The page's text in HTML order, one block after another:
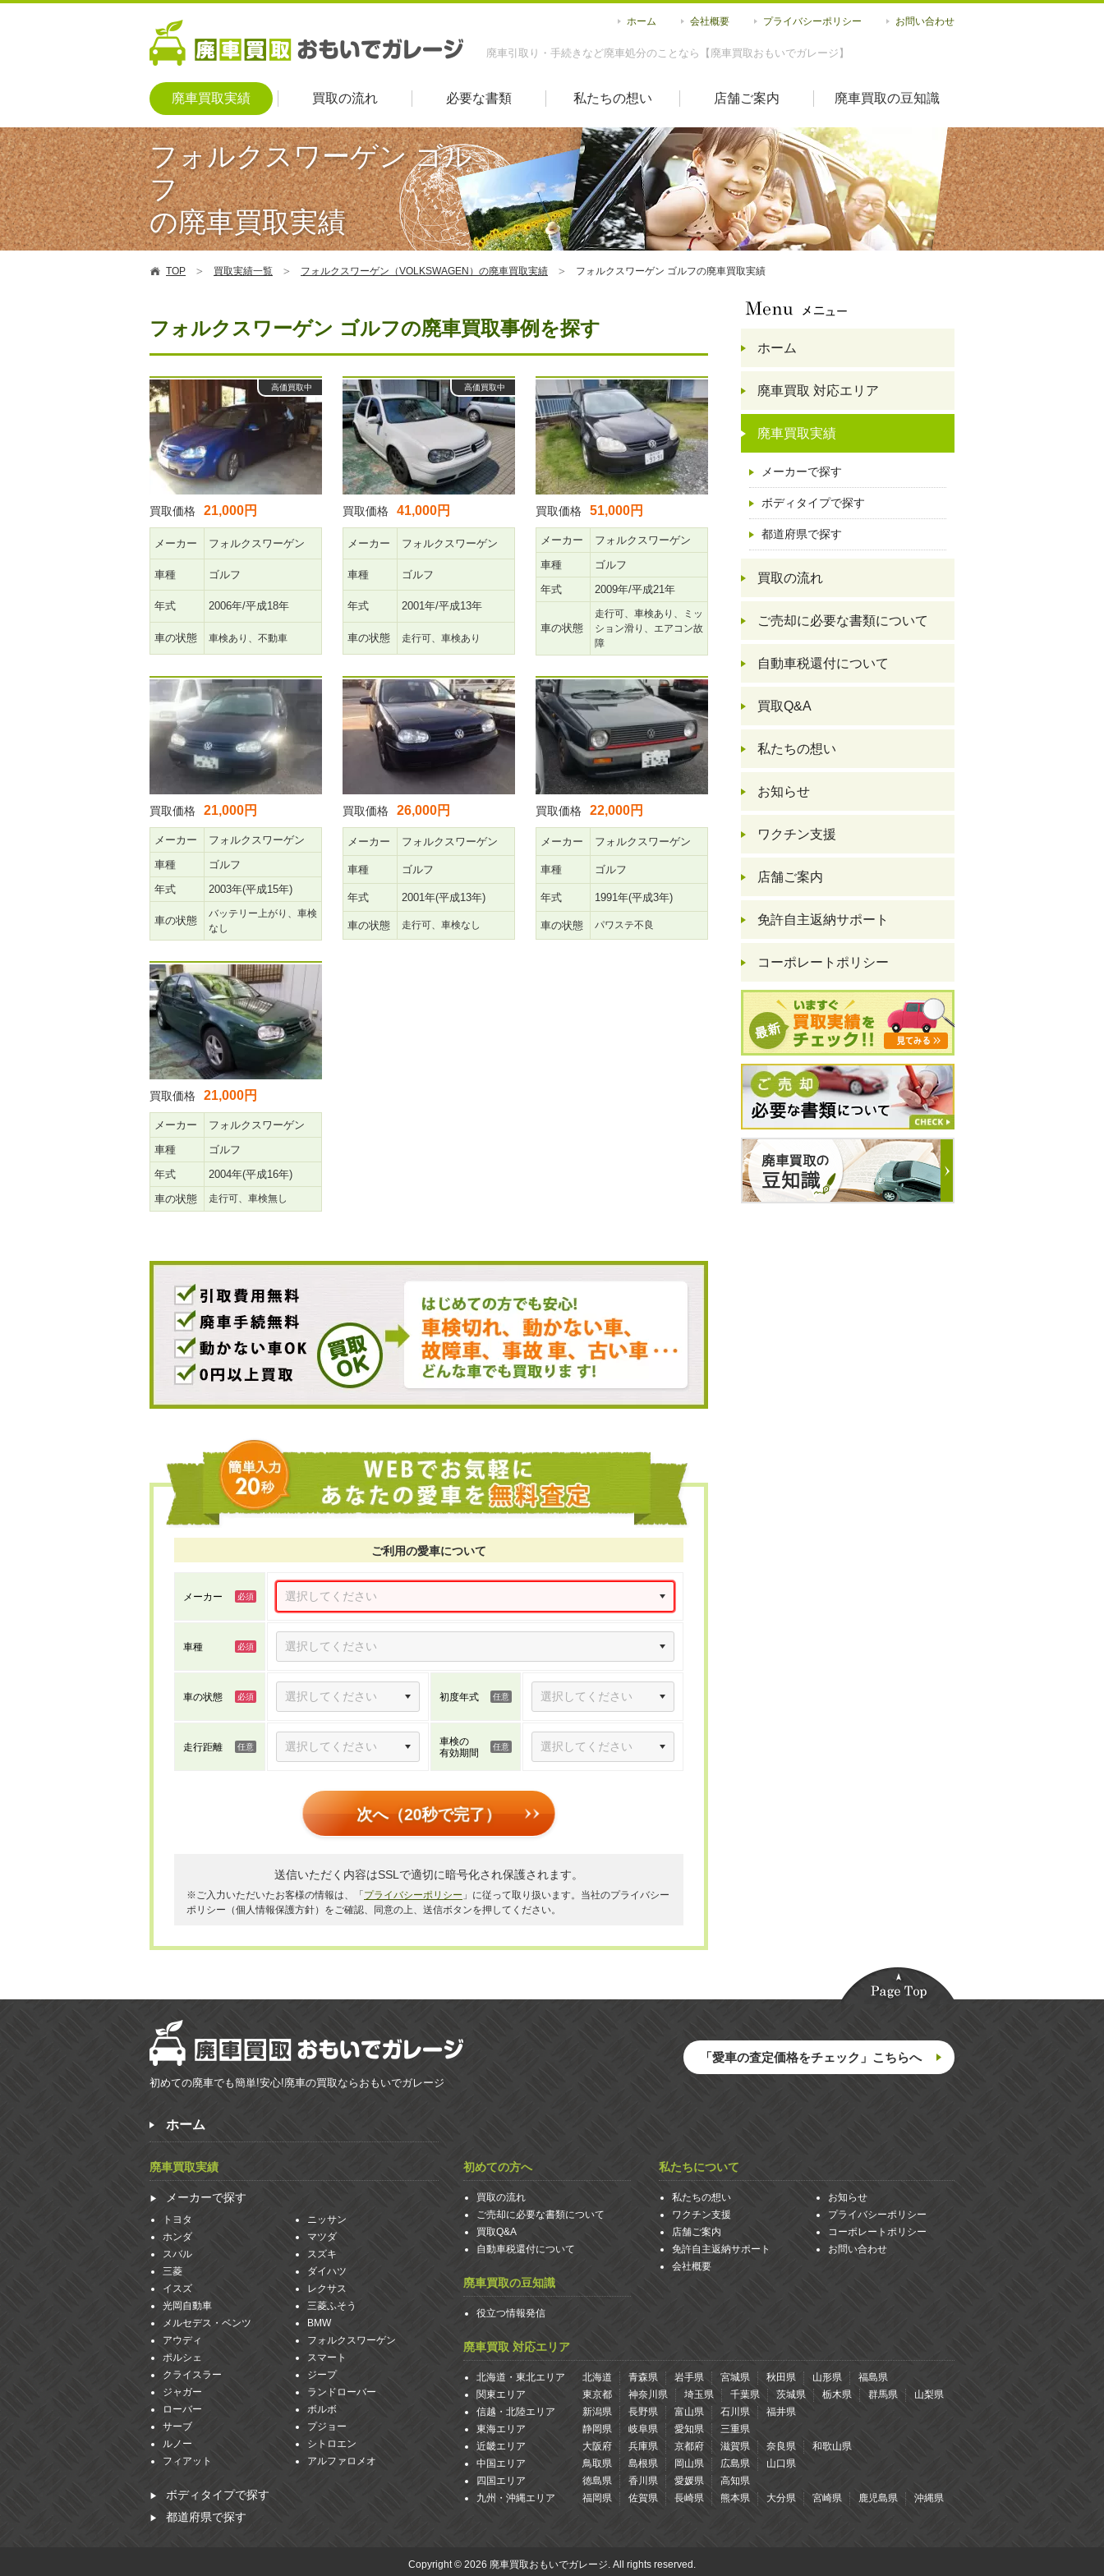
廃車引取り・手続きなど廃車処分のことなら【廃車買取おもいでガレージ】
ホーム 会社概要 プライバシーポリシー お問い合わせ
廃車買取実績 買取の流れ 必要な書類 私たちの想い 店舗ご案内 廃車買取の豆知識
フォルクスワーゲン ゴル
フ
の廃車買取実績
TOP 買取実績一覧 フォルクスワーゲン（VOLKSWAGEN）の廃車買取実績 フォルクスワーゲン ゴルフの廃車買取実績
フォルクスワーゲン ゴルフの廃車買取事例を探す
高価買取中
買取価格 21,000円
メーカー フォルクスワーゲン
車種 ゴルフ
年式 2006年/平成18年
車の状態 車検あり、不動車
高価買取中
買取価格 41,000円
メーカー フォルクスワーゲン
車種 ゴルフ
年式 2001年/平成13年
車の状態 走行可、車検あり
買取価格 51,000円
メーカー
フォルクスワーゲン
車種
ゴルフ
年式
2009年/平成21年
車の状態
走行可、車検あり、ミッ
ション滑り、エアコン故
障
買取価格 21,000円
メーカー
フォルクスワーゲン
車種
ゴルフ
年式
2003年(平成15年)
車の状態
バッテリー上がり、車検
なし
買取価格 26,000円
メーカー フォルクスワーゲン
車種 ゴルフ
年式 2001年(平成13年)
車の状態 走行可、車検なし
買取価格 22,000円
メーカー フォルクスワーゲン
車種 ゴルフ
年式 1991年(平成3年)
車の状態 パワステ不良
買取価格 21,000円
メーカー
フォルクスワーゲン
車種
ゴルフ
年式
2004年(平成16年)
車の状態
走行可、車検無し
ご利用の愛車について
メーカー
車種
車の状態 初度年式
走行距離
車検の
有効期間
次へ（20秒で完了）
送信いただく内容はSSLで適切に暗号化され保護されます。
※ご入力いただいたお客様の情報は、「 プライバシーポリシー 」に従って取り扱います。当社のプライバシー
ポリシー（個人情報保護方針）をご確認、同意の上、送信ボタンを押してください。
ホーム
廃車買取 対応エリア
廃車買取実績
メーカーで探す
ボディタイプで探す
都道府県で探す
買取の流れ
ご売却に必要な書類について
自動車税還付について
買取Q&A
私たちの想い
お知らせ
ワクチン支援
店舗ご案内
免許自主返納サポート
コーポレートポリシー
初めての廃車でも簡単!安心!廃車の買取ならおもいでガレージ
「愛車の査定価格をチェック」こちらへ
ホーム
廃車買取実績
メーカーで探す
トヨタ
ニッサン
ホンダ
マツダ
スバル
スズキ
三菱
ダイハツ
イスズ
レクサス
光岡自動車
三菱ふそう
メルセデス・ベンツ
BMW
アウディ
フォルクスワーゲン
ポルシェ
スマート
クライスラー
ジープ
ジャガー
ランドローバー
ローバー
ボルボ
サーブ
プジョー
ルノー
シトロエン
フィアット
アルファロメオ
ボディタイプで探す
都道府県で探す
初めての方へ
買取の流れ
ご売却に必要な書類について
買取Q&A
自動車税還付について
廃車買取の豆知識
役立つ情報発信
私たちについて
私たちの想い
ワクチン支援
店舗ご案内
免許自主返納サポート
会社概要
お知らせ
プライバシーポリシー
コーポレートポリシー
お問い合わせ
廃車買取 対応エリア
北海道・東北エリア 北海道 青森県 岩手県 宮城県 秋田県 山形県
福島県
関東エリア
東京都 神奈川県 埼玉県 千葉県 茨城県 栃木県 群馬県
山梨県
信越・北陸エリア
新潟県 長野県 富山県 石川県
福井県
東海エリア
静岡県 岐阜県 愛知県
三重県
近畿エリア
大阪府 兵庫県 京都府 滋賀県 奈良県
和歌山県
中国エリア
鳥取県 島根県 岡山県 広島県
山口県
四国エリア
徳島県 香川県 愛媛県
高知県
九州・沖縄エリア
福岡県 佐賀県 長崎県 熊本県 大分県 宮崎県 鹿児島県 沖縄県
Copyright © 2026 廃車買取おもいでガレージ. All rights reserved.